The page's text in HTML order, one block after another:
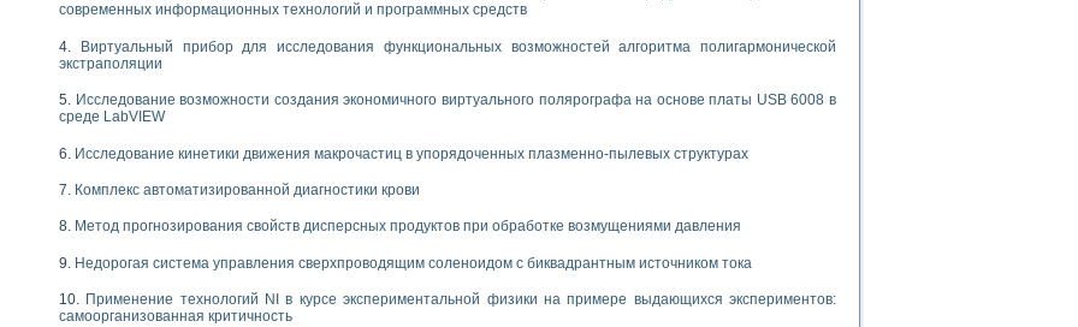
национального проекта «Образование» технологий NATIONAL INSTRUMENTS в Нижегородском госуниверситете им. Н.И. Лобачевского
решателей обыкновенных дифференциальных уравнений инструментальных систем моделирования
практикумов на кафедре информационных систем МИРЭА
образования и подготовки преподавателей для работы в ИКТ насыщенной среде
практикума по электронике кафедры информационных систем МИРЭА
частотного анализа для LabWindows/CVI и LabVIEW
«Технологии NATIONAL INSTRUMENTS» в ростовском колледже связи и информатики
постоянного тока
ИИС на базе оборудования NI CompactDAQ
современных информационных технологий и программных средств
Виртуальный прибор для исследования функциональных возможностей алгоритма полигармонической
экстраполяции
Исследование возможности создания экономичного виртуального полярографа на основе платы USB 6008 в
среде LabVIEW
Исследование кинетики движения макрочастиц в упорядоченных плазменно-пылевых структурах
Комплекс автоматизированной диагностики крови
Метод прогнозирования свойств дисперсных продуктов при обработке возмущениями давления
Недорогая система управления сверхпроводящим соленоидом с биквадрантным источником тока
Применение технологий NI в курсе экспериментальной физики на примере выдающихся экспериментов:
самоорганизованная критичность